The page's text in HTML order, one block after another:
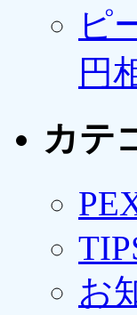
ピ
円
カテ
お